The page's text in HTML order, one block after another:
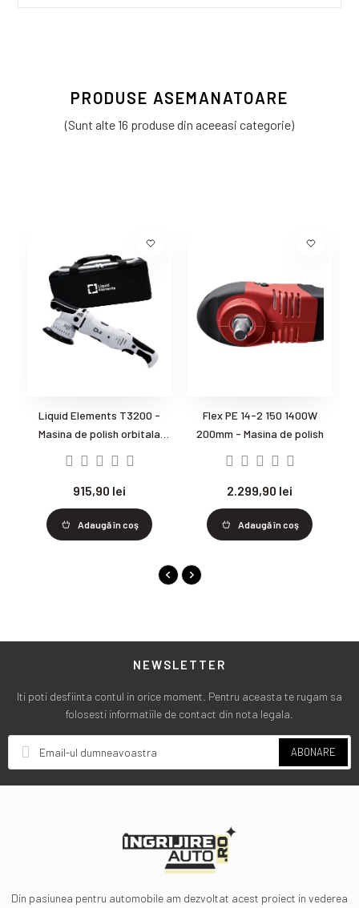
PRODUSE ASEMANATOARE
(Sunt alte 16 produse din aceeasi categorie)
Liquid Elements T3200 -
Masina de polish orbitala
915,90 lei
Adaugă în coş
Flex PE 14-2 150 1400W
200mm - Masina de polish
2.299,90 lei
Adaugă în coş
NEWSLETTER
Iti poti desfiinta contul in orice moment. Pentru aceasta te rugam sa
folosesti informatiile de contact din nota legala.
ABONARE
Din pasiunea pentru automobile am dezvoltat acest proiect in vederea